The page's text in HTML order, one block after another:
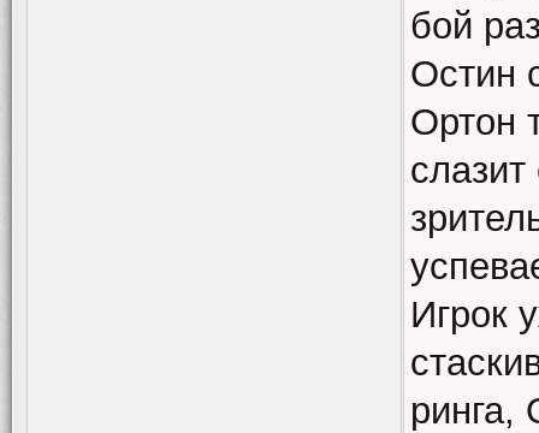
бой
Остин
Ортон
слазит
Игрок
ринга,